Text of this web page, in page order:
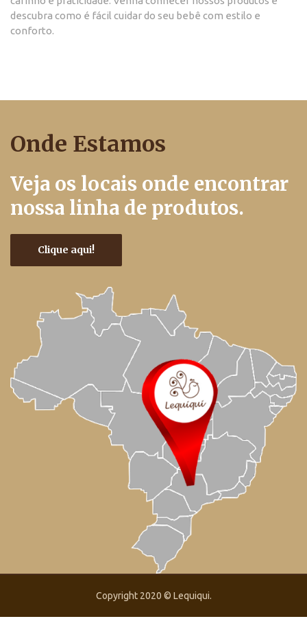
descubra como é fácil cuidar do seu bebê com estilo e
conforto.
Onde Estamos
Veja os locais onde encontrar
nossa linha de produtos.
Clique aqui!
Copyright 2020 © Lequiqui.